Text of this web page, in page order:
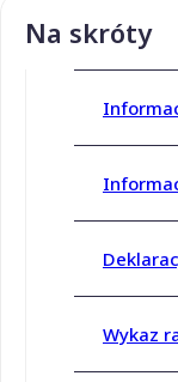
Na skróty
Wykaz